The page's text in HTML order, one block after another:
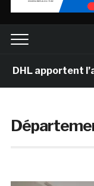
apportent l’art